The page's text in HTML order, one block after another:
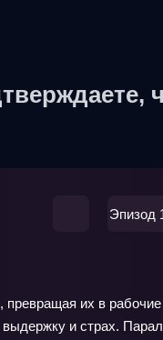
Эпизод
их в
и страх.